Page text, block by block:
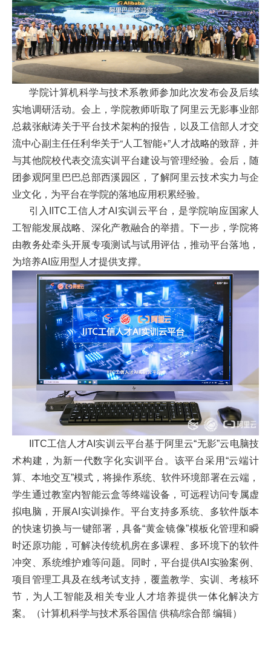
党
旗
飘
扬
学院计算机科学与技术系教师参加此次发布会及后续
实地调研活动。会上，学院教师听取了阿里云无影事业部
总裁张献涛关于平台技术架构的报告，以及工信部人才交
流中心副主任任利华关于“人工智能+”人才战略的致辞，并
与其他院校代表交流实训平台建设与管理经验。会后，随
团参观阿里巴巴总部西溪园区，了解阿里云技术实力与企
业文化，为平台在学院的落地应用积累经验。
引入IITC工信人才AI实训云平台，是学院响应国家人
工智能发展战略、深化产教融合的举措。下一步，学院将
由教务处牵头开展专项测试与试用评估，推动平台落地，
为培养AI应用型人才提供支撑。
IITC工信人才AI实训云平台基于阿里云“无影”云电脑技
术构建，为新一代数字化实训平台。该平台采用“云端计
算、本地交互”模式，将操作系统、软件环境部署在云端，
学生通过教室内智能云盒等终端设备，可远程访问专属虚
拟电脑，开展AI实训操作。平台支持多系统、多软件版本
的快速切换与一键部署，具备“黄金镜像”模板化管理和瞬
时还原功能，可解决传统机房在多课程、多环境下的软件
冲突、系统维护难等问题。同时，平台提供AI实验案例、
项目管理工具及在线考试支持，覆盖教学、实训、考核环
节，为人工智能及相关专业人才培养提供一体化解决方
案。
（计算机科学与技术系谷国信 供稿/综合部 编辑）